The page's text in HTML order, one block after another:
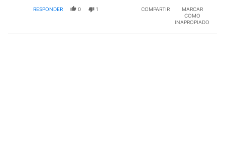
RESPONDER 0 1 COMPARTIR
MARCAR
COMO
INAPROPIADO